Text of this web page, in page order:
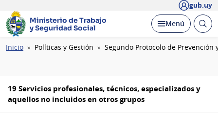
gub.uy
Ministerio de Trabajo
y Seguridad Social
Desplegar
Menú Abrir
Ruta
Inicio Políticas y Gestión Segundo Protocolo de Prevención
19 Servicios profesionales, técnicos, especializados y
aquellos no incluidos en otros grupos